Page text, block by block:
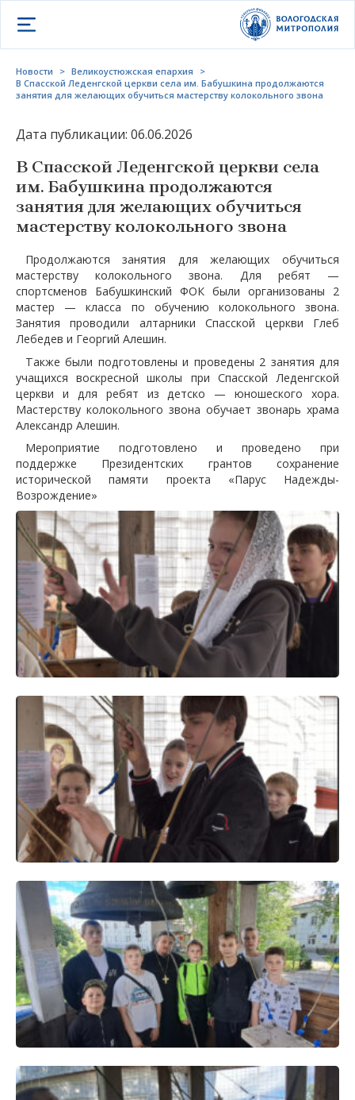
Открыть меню
Новости > Великоустюжская епархия
>
В Спасской Леденгской церкви села им. Бабушкина продолжаются
занятия для желающих обучиться мастерству колокольного звона
Дата публикации: 06.06.2026
В Спасской Леденгской церкви села
им. Бабушкина продолжаются
занятия для желающих обучиться
мастерству колокольного звона
Продолжаются занятия для желающих обучиться
мастерству колокольного звона. Для ребят —
спортсменов Бабушкинский ФОК были организованы 2
мастер — класса по обучению колокольного звона.
Занятия проводили алтарники Спасской церкви Глеб
Лебедев и Георгий Алешин.
Также были подготовлены и проведены 2 занятия для
учащихся воскресной школы при Спасской Леденгской
церкви и для ребят из детско — юношеского хора.
Мастерству колокольного звона обучает звонарь храма
Александр Алешин.
Мероприятие подготовлено и проведено при
поддержке Президентских грантов сохранение
исторической памяти проекта «Парус Надежды-
Возрождение»